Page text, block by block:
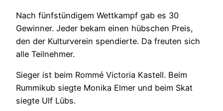
Nach fünfstündigem Wettkampf gab es 30
Gewinner. Jeder bekam einen hübschen Preis,
den der Kulturverein spendierte. Da freuten sich
alle Teilnehmer.
Sieger ist beim Rommé Victoria Kastell. Beim
Rummikub siegte Monika Elmer und beim Skat
siegte Ulf Lübs.